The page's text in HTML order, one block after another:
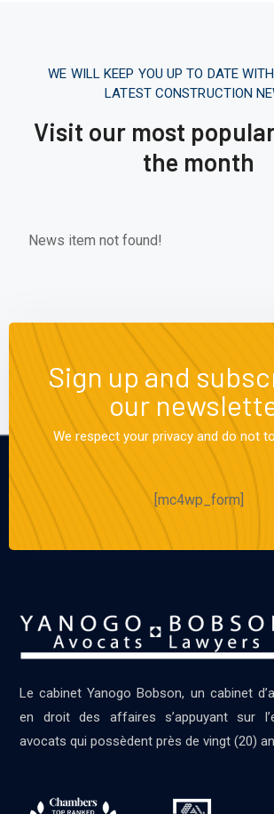
WE WILL KEEP YOU UP TO DATE
LATEST CONSTRUCTION
Visit our most
the month
News item not found!
Sign up and
our
We respect your privacy and do not
[mc4wp_form]
Le cabinet Yanogo Bobson, un cabinet
en droit des affaires s’appuyant sur
avocats qui possèdent près de vingt (20)